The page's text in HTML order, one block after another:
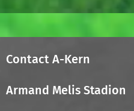
Contact A-Kern
Armand Melis Stadion